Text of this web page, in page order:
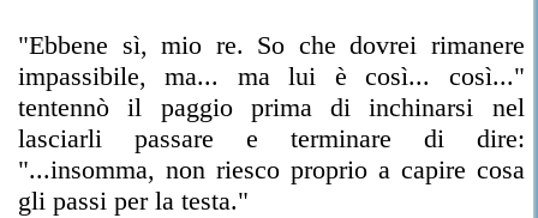
"Ebbene sì, mio re. So che dovrei rimanere
impassibile, ma... ma lui è così... così..."
tentennò il paggio prima di inchinarsi nel
lasciarli passare e terminare di dire:
"...insomma, non riesco proprio a capire cosa
gli passi per la testa."